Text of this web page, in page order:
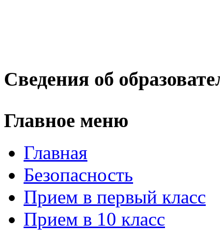
Сведения об
Главное меню
Главная
Безопасность
Прием в первый класс
Прием в 10 класс